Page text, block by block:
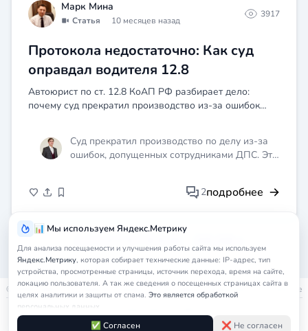
📊 Мы используем Яндекс.Метрику
Для анализа посещаемости и улучшения работы сайта мы используем
Яндекс.Метрику, которая собирает технические данные: IP-адрес, тип
устройства, просмотренные страницы, источник перехода, время на сайте,
локацию пользователя. А так же сведения о посещенных страницах сайта в
целях аналитики и защиты от спама. Это является обработкой
персональных данных.
Подробнее в Согласии на обработку персональных данных
Правилах
✅ Согласен ❌ Не согласен
к аккаунту.
Марк Мина
Статья 10 месяцев назад
3917
Протокола недостаточно: Как суд
оправдал водителя 12.8
Автоюрист по ст. 12.8 КоАП РФ разбирает дело:
почему суд прекратил производство из-за ошибок
Суд прекратил производство по делу из-за
ошибок, допущенных сотрудниками ДПС. Это
документов в соответствии с законом.
решения суда и освобождению виновного от
ответственности, что негативно сказывается
на правопорядке.
2подробнее
© 2026nedicom™. Права на товарный знак зарегистрированы в Роспатенте
Политика в отношении персональных данных
Правила обработки cookie